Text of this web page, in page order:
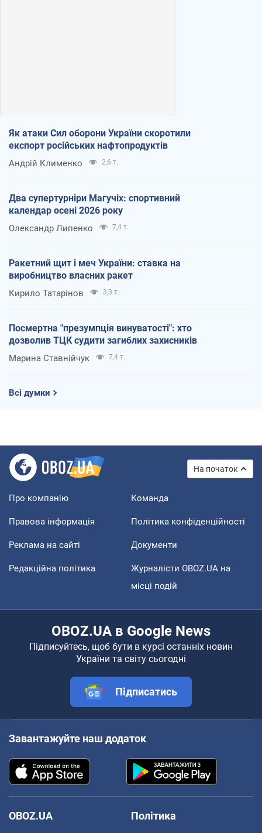
Як атаки Сил оборони України скоротили
експорт російських нафтопродуктів
Андрій Клименко 2,6 т.
Два супертурніри Магучіх: спортивний
календар осені 2026 року
Олександр Липенко 7,4 т.
Ракетний щит і меч України: ставка на
виробництво власних ракет
Кирило Татарінов 3,3 т.
Посмертна "презумпція винуватості": хто
дозволив ТЦК судити загиблих захисників
Марина Ставнійчук 7,4 т.
Всі думки
На початок
Про компанію Команда
Правова інформація Політика конфіденційності
Реклама на сайті Документи
Редакційна політика
Журналісти OBOZ.UA на
місці подій
OBOZ.UA в Google News
Підписуйтесь, щоб бути в курсі останніх новин
України та світу сьогодні
Підписатись
Завантажуйте наш додаток
OBOZ.UA
Політика